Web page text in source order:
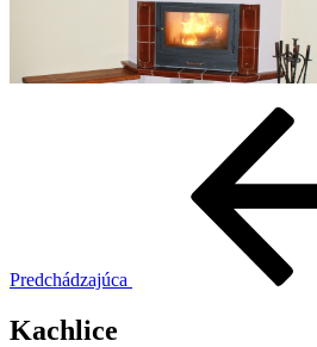
Predchádzajúca
Kachlice